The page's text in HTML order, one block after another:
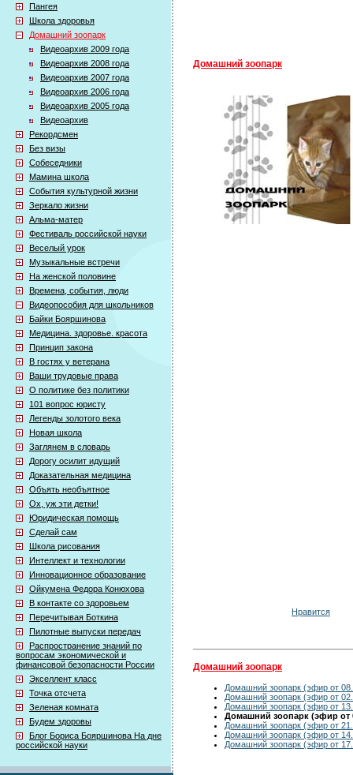
Пангея
Школа здоровья
Домашний зоопарк
Видеоархив 2009 года
Видеоархив 2008 года
Видеоархив 2007 года
Видеоархив 2006 года
Видеоархив 2005 года
Видеоархив
Рекордсмен
Без визы
Собеседники
Мамина школа
События культурной жизни
Зеркало жизни
Альма-матер
Фестиваль российской науки
Веселый урок
Музыкальные встречи
На женской половине
Времена, события, люди
Видеопособия для школьников
Байки Бояршинова
Медицина. здоровье. красота
Принцип закона
В гостях у ветерана
Ваши трудовые права
О политике без политики
101 вопрос юристу
Легенды золотого века
Новая школа
Заглянем в словарь
Дорогу осилит идущий
Доказательная медицина
Объять необъятное
Ох, уж эти детки!
Юридическая помощь
Сделай сам
Школа рисования
Интеллект и технологии
Инновационное образование
Ойкумена Федора Конюхова
В контакте со здоровьем
Перечитывая Боткина
Пилотные выпуски передач
Распространение знаний по
вопросам экономической и
финансовой безопасности России
Экселлент класс
Точка отсчета
Зеленая комната
Будем здоровы
Блог Бориса Бояршинова На дне
российской науки
Домашний зоопарк
Нравится
Домашний зоопарк
Домашний зоопарк (эфир от
Домашний зоопарк (эфир от
Домашний зоопарк (эфир от
Домашний зоопарк (эфир от
Домашний зоопарк (эфир от
Домашний зоопарк (эфир от
Домашний зоопарк (эфир от